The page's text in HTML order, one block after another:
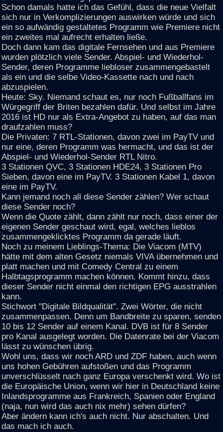
Schon damals hatte ich das Gefühl, dass die neue Vielfalt
sich nur in Verkomplizierungen auswirken würde und sich
ein so aufwändig gestaltetes Programm wie Premiere nicht
ein zweites mal aufrecht erhalten ließe.
Doch dann kam das digitale Fernsehen und aus Premiere
wurden plötzlich viele Sender. Abspiel- und Wiederhol-
Sender, deren Programme liebloser zusammengebastelt
als ein und die selbe Video-Kassette nach und nach
abzuspielen.
Heute: Sky. Niemand schaut es, nur noch Fußballfans im
Würgegriff der Briten bezahlen dafür. Und selbst im Jahre
2016 ist HD nur als Extra-Angebot zu haben, auf das man
draufzahlen muss?
Die Privaten: 7 RTL-Stationen, davon zwei im PayTV und
nur eine, deren Programm was hermacht, und das ist der
Abspiel- und Wiederhol-Sender RTL Nitro.
3 Stationen QVC, 3 Stationen HDE24, 3 Stationen Pro
Sieben, davon eine im PayTV. 3 Stationen Kabel 1, davon
eine im PayTV.
Kann jemand noch all diese Sender zählen? Wer schaut
diese Sender noch?
Wenn die Quote zählt, dann zählt nur noch, dass einer der
eigenen Sender geschaut wird, egal, welches lieblos
zusammengeklicktes Programm da gerade läuft.
Noch zu meinem Lieblings-Thema: Die Viacom (MTV)
hätte mit dem alten Gesetz niemals VIVA übernehmen und
platt machen und mit Comedy Central zu einem
Halbtagsprogramm machen können. Kommt hinzu, dass
dieser Sender nicht einmal den richtigen EPG ausstrahlen
kann.
Stichwort "Digitale Bildqualität". Zwei Wörter, die nicht
zusammenpassen. Denn um Bandbreite zu sparen, senden
10 bis 12 Sender auf einem Kanal. DVB ist für 8 Sender
pro Kanal ausgelegt worden. Die Datenrate bei der Viacom
lässt zu wünschen übrig.
Wohl uns, dass wir noch ARD und ZDF haben, auch wenn
uns hohen Gebühren aufstoßen und das Programm
unverschlüsselt nach ganz Europa verschenkt wird. Wo ist
die Europäische Union, wenn wir hier in Deutschland keine
Inlandsprogramme aus Frankreich, Spanien oder England
(naja, nun wird das auch nix mehr) sehen dürfen?
Aber ändern kann ich's auch nicht. Nur abschalten. Und
das mach ich auch.